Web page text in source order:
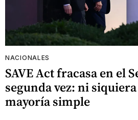
NACIONALES
SAVE Act fracasa en el
segunda vez: ni
mayoría simple